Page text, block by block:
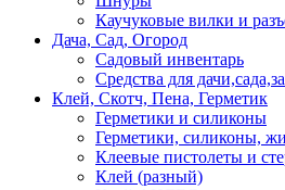
Каучуковые вилки и
Дача, Сад, Огород
Садовый инвентарь
Средства для
Клей, Скотч, Пена, Герметик
Герметики и силиконы
Герметики, силиконы,
Клеевые пистолеты и
Клей (разный)